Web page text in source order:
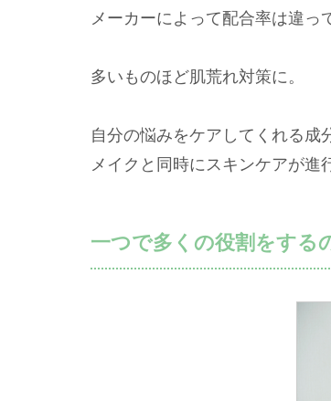
メーカーによって配合率は違っ
多いものほど肌荒れ対策に。
自分の悩みをケアしてくれる成
メイクと同時にスキンケアが進
一つで多くの役割をする